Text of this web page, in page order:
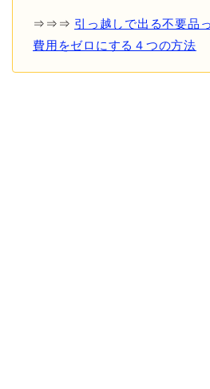
⇒⇒⇒ 引っ越しで出る不要品
費用をゼロにする４つの方法